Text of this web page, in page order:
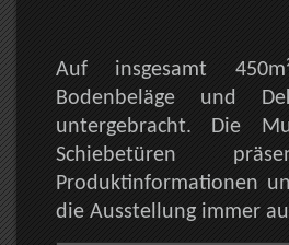
Auf insgesamt
Bodenbeläge und
untergebracht. Die
Schiebetüren
Produktinformationen
die Ausstellung immer